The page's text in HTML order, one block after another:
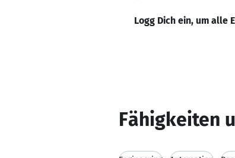
Logg Dich ein, um alle
Fähigkeiten